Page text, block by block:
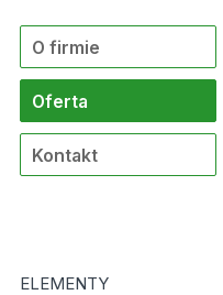
O firmie
Oferta
Kontakt
ELEMENTY